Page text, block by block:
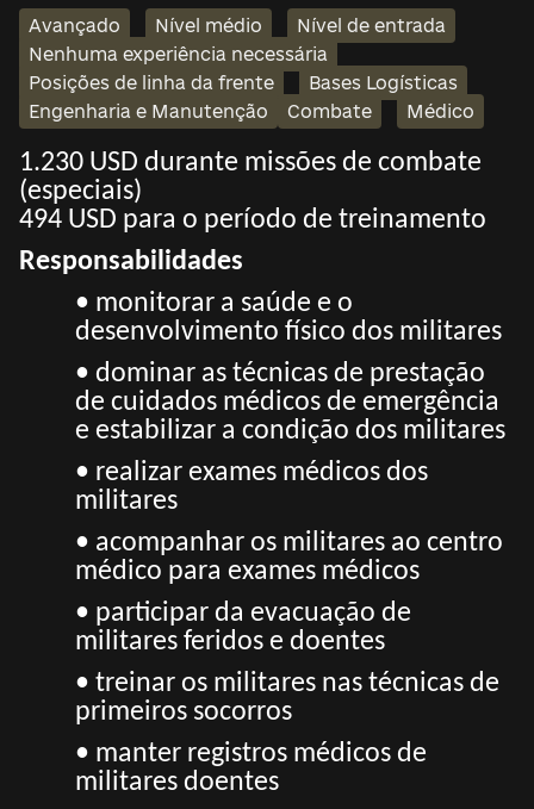
Avançado Nível médio
Nível de entrada
Nenhuma experiência necessária
Posições de linha da frente
Bases Logísticas
Engenharia e Manutenção
Combate Médico
1.230 USD durante missões de combate
(especiais)
494 USD para o período de treinamento
Responsabilidades
• monitorar a saúde e o
desenvolvimento físico dos militares
• dominar as técnicas de prestação
de cuidados médicos de emergência
e estabilizar a condição dos militares
• realizar exames médicos dos
militares
• acompanhar os militares ao centro
médico para exames médicos
• participar da evacuação de
militares feridos e doentes
• treinar os militares nas técnicas de
primeiros socorros
• manter registros médicos de
militares doentes